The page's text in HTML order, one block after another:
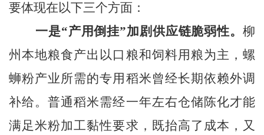
要体现在以下三个方面：
一是“产用倒挂”加剧供应链脆弱性。 柳
州本地粮食产出以口粮和饲料用粮为主，螺
蛳粉产业所需的专用稻米曾经长期依赖外调
补给。普通稻米需经一年左右仓储陈化才能
满足米粉加工黏性要求，既抬高了成本，又